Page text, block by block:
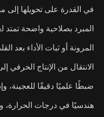
في القدرة على تحويلها إلى
المبرد بصلاحية واضحة تمتد
المرونة أو ثبات الأداء بعد
الانتقال من الإنتاج
ضبطًا علميًا دقيقًا للعجينة،
هندسيًا في درجات الحرارة،